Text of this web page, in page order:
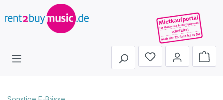
Du hast 0 Produkte